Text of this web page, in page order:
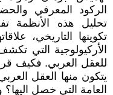
الركود المعرفي
تحليل هذه الأنظمة
تكوينها التاريخي،
الأركيولوجية التي
للعقل العربي. فكيف
يتكون منها العقل
العامة التي خصل